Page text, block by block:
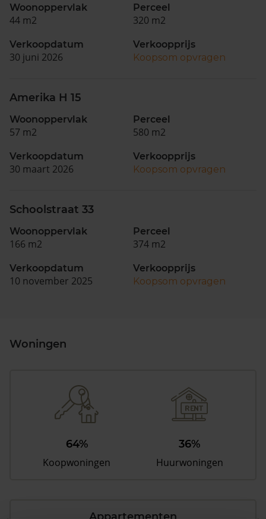
Woonoppervlak
44 m2
Perceel
320 m2
Verkoopdatum
30 juni 2026
Verkoopprijs
Koopsom opvragen
Amerika H 15
Woonoppervlak
57 m2
Perceel
580 m2
Verkoopdatum
30 maart 2026
Verkoopprijs
Koopsom opvragen
Schoolstraat 33
Woonoppervlak
166 m2
Perceel
374 m2
Verkoopdatum
10 november 2025
Verkoopprijs
Koopsom opvragen
Woningen
64%
Koopwoningen
36%
Huurwoningen